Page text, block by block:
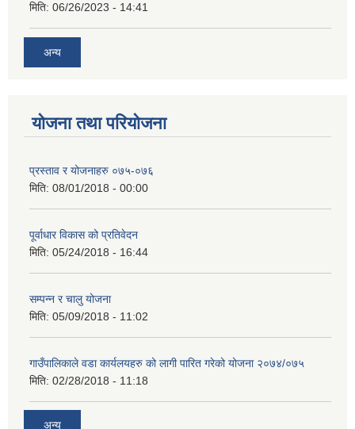
मिति: 06/26/2023 - 14:41
अन्य
योजना तथा परियोजना
प्रस्ताव र योजनाहरु ०७५-०७६
मिति: 08/01/2018 - 00:00
पूर्वाधार विकास को प्रतिवेदन
मिति: 05/24/2018 - 16:44
सम्पन्न र चालु योजना
मिति: 05/09/2018 - 11:02
गाउँपालिकाले वडा कार्यलयहरु को लागी पारित गरेको योजना २०७४/०७५
मिति: 02/28/2018 - 11:18
अन्य